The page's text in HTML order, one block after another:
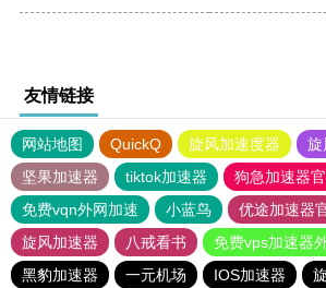
友情链接
网站地图 QuickQ 旋风加速度器 旋
坚果加速器
tiktok加速器
狗急加速器
免费vqn外网加速
小蓝鸟 优途加速器
旋风加速器
八戒看书
免费vps加速器
黑豹加速器
一元机场 IOS加速器